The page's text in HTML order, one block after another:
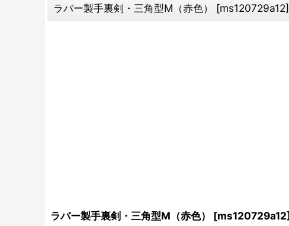
ラバー製手裏剣・三角型M（赤色） [ms120729a12]
ラバー製手裏剣・三角型M（赤色） [ms120729a12]